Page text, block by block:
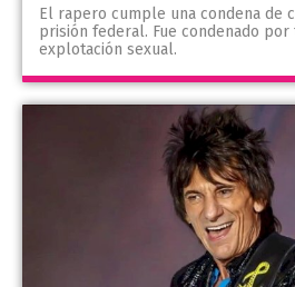
El rapero cumple una condena de
prisión federal. Fue condenado
explotación sexual.